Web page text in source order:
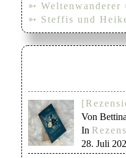
➳ Weltenwanderer
➳ Steffis und
Von
In
28. Juli